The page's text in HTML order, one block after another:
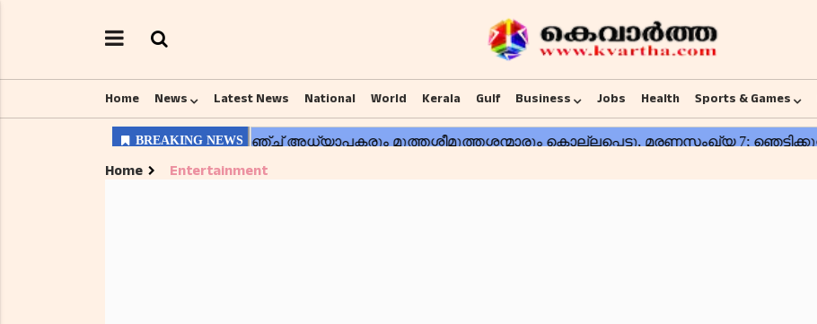
Home News Latest News National World Kerala Gulf Business Jobs Health Sports & Games
Home Entertainment